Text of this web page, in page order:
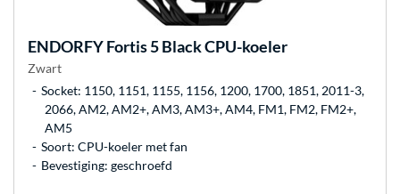
ENDORFYFortis 5 Black CPU-koeler
Zwart
Socket: 1150, 1151, 1155, 1156, 1200, 1700, 1851, 2011-3,
2066, AM2, AM2+, AM3, AM3+, AM4, FM1, FM2, FM2+,
AM5
Soort: CPU-koeler met fan
Bevestiging: geschroefd